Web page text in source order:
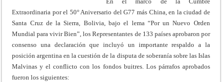
Extraordinaria por el 50° Aniversario del G77 más China, en la ciudad de
Santa Cruz de la Sierra, Bolivia, bajo el lema “Por un Nuevo Orden
Mundial para vivir Bien”, los Representantes de 133 países aprobaron por
consenso una declaración que incluyó un importante respaldo a la
posición argentina en la cuestión de la disputa de soberanía sobre las Islas
Malvinas y el conflicto con los fondos buitres. Los párrafos aprobados
fueron los siguientes: